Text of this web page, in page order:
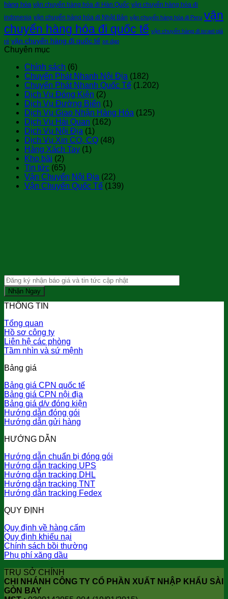
hàng hóa vận chuyển hàng hóa đi Hàn Quốc vận chuyển hàng hóa đi
indonesia vận chuyển hàng hóa đi Nhật Bản vận chuyển hàng hóa đi Peru vận
chuyển hàng hóa đi quốc tế vận chuyển hàng đi israel giá
rẻ vận chuyển hàng đi quốc tế xe đạp
Chuyên mục
Chính sách (6)
Chuyển Phát Nhanh Nội Địa (182)
Chuyển Phát Nhanh Quốc Tế (1.202)
Dịch Vụ Đóng Kiện (2)
Dịch Vụ Đường Biển (1)
Dịch Vụ Giao Nhận Hàng Hóa (125)
Dịch Vụ Hải Quan (162)
Dịch Vụ Nội Địa (1)
Dịch Vụ Xin CO, CQ (48)
Hàng Xách Tay (1)
Kho bãi (2)
Tin tức (65)
Vận Chuyển Nội Địa (22)
Vận Chuyển Quốc Tế (139)
THÔNG TIN
Tổng quan
Hồ sơ công ty
Liên hệ các phòng
Tầm nhìn và sứ mệnh
Bảng giá
Bảng giá CPN quốc tế
Bảng giá CPN nội địa
Bảng giá d/v đóng kiện
Hướng dẫn đóng gói
Hướng dẫn gửi hàng
HƯỚNG DẪN
Hướng dẫn chuẩn bị đóng gói
Hướng dẫn tracking UPS
Hướng dẫn tracking DHL
Hướng dẫn tracking TNT
Hướng dẫn tracking Fedex
QUY ĐỊNH
Quy định về hàng cấm
Quy định khiếu nại
Chính sách bồi thường
Phụ phí xăng dầu
TRỤ SỞ CHÍNH
CHI NHÁNH CÔNG TY CỔ PHẦN XUẤT NHẬP KHẨU SÀI
GÒN BAY